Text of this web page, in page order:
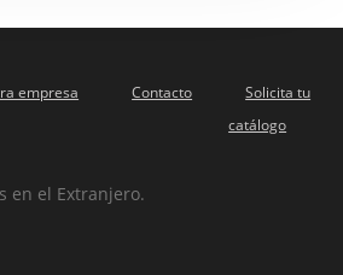
empresa Contacto
Solicita tu
catálogo
en el Extranjero.